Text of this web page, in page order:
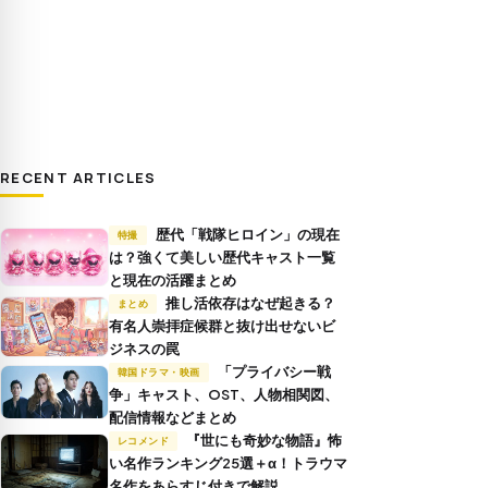
RECENT ARTICLES
特撮
は？強くて美しい歴代キャスト一覧
と現在の活躍まとめ
まとめ
推し活依存はなぜ起きる？
有名人崇拝症候群と抜け出せないビ
ジネスの罠
韓国ドラマ・映画
争」キャスト、OST、人物相関図、
配信情報などまとめ
レコメンド
い名作ランキング25選＋α！トラウマ